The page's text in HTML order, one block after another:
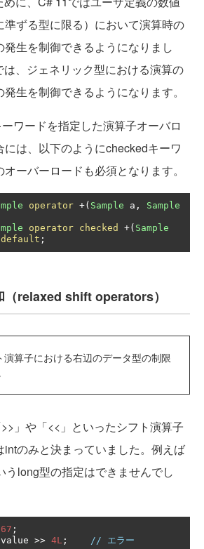
ずる型に限る）において演算時の
生を制御できるようになりまし
は、ジェネリック型における演算の
生を制御できるようになります。
ワードを指定した演算子オーバロ
は、以下のようにcheckedキーワ
ーバーロードも必須となります。
operator +( Sample a ,
Sample
operator checked +( Sample
default ;
（relaxed shift operators）
算子における右辺のデータ型の制限
」や「<<」といったシフト演算子
のみと決まっていました。例えば
うlong型の指定はできませんでし
;
>> 4L ; // エラー